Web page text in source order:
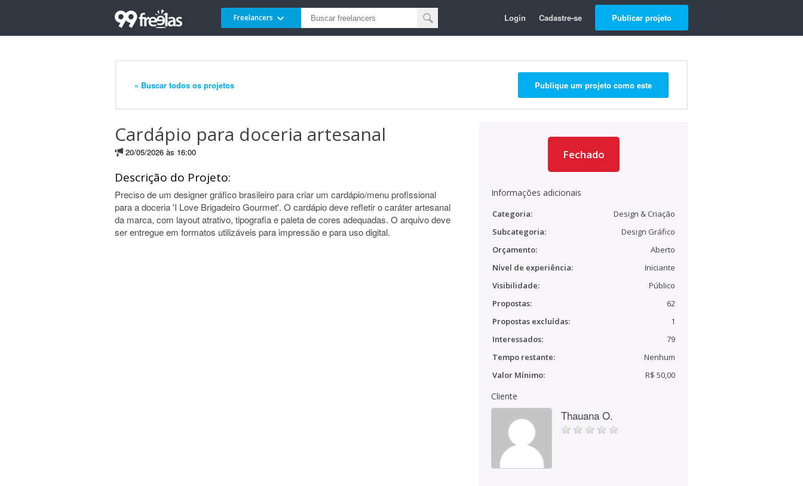
Freelancers Login Cadastre-se Publicar projeto
« Buscar todos os projetos Publique um projeto como este
Cardápio para doceria artesanal
20/05/2026 às 16:00
Descrição do Projeto:
Preciso de um designer gráfico brasileiro para criar um cardápio/menu profissional
para a doceria 'I Love Brigadeiro Gourmet'. O cardápio deve refletir o caráter artesanal
da marca, com layout atrativo, tipografia e paleta de cores adequadas. O arquivo deve
ser entregue em formatos utilizáveis para impressão e para uso digital.
Fechado
Informações adicionais
Categoria:
Design & Criação
Subcategoria:
Design Gráfico
Orçamento:
Aberto
Nível de experiência:
Iniciante
Visibilidade:
Público
Propostas:
62
Propostas excluídas:
1
Interessados:
79
Tempo restante:
Nenhum
Valor Mínimo:
R$ 50,00
Cliente
Thauana O.